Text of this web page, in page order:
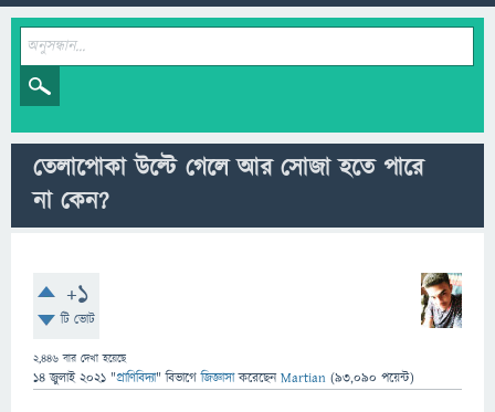
তেলাপোকা উল্টে গেলে আর সোজা হতে পারে
না কেন?
+1
টি ভোট
2,446 বার দেখা হয়েছে
14 জুলাই 2021 "প্রাণিবিদ্যা" বিভাগে জিজ্ঞাসাকরেছেনMartian (93,090 পয়েন্ট)